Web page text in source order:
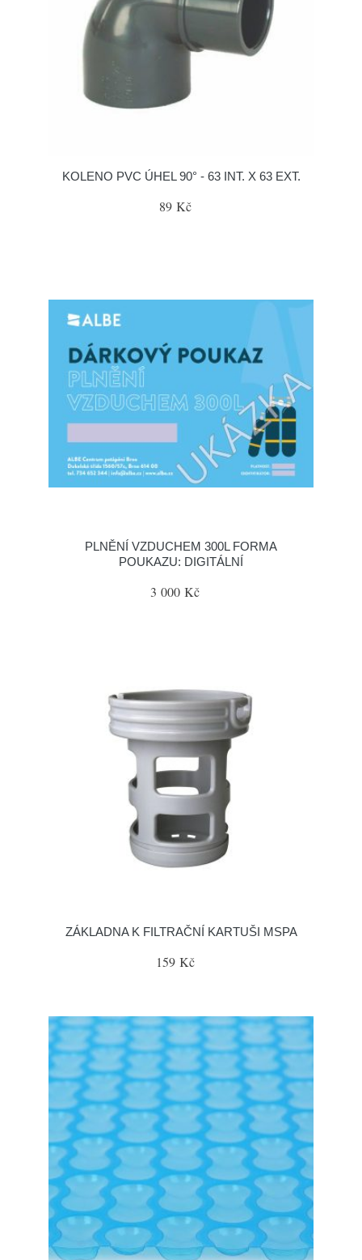
KOLENO PVC ÚHEL 90° - 63 INT. X 63 EXT.
89 Kč
PLNĚNÍ VZDUCHEM 300L FORMA
POUKAZU: DIGITÁLNÍ
3 000 Kč
ZÁKLADNA K FILTRAČNÍ KARTUŠI MSPA
159 Kč